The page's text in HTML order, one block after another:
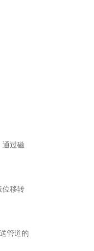
通过磁
位移转
管道的